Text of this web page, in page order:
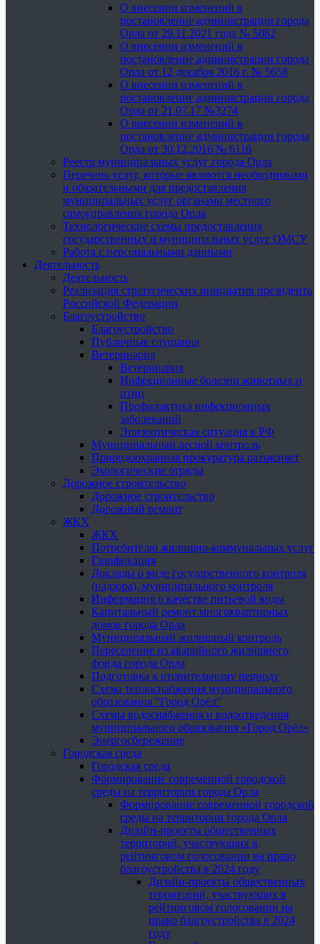
О внесении изменений в
постановление администрации города
Орла от 29.11.2021 года № 5082
О внесении изменений в
постановление администрации города
Орла от 12 декабря 2016 г. № 5658
О внесении изменений в
постановление администрации города
Орла от 21.07.17 №3274
О внесении изменений в
постановление администрации города
Орла от 30.12.2016 № 6116
Реестр муниципальных услуг города Орла
Перечень услуг, которые являются необходимыми
и обязательными для предоставления
муниципальных услуг органами местного
самоуправления города Орла
Технологические схемы предоставления
государственных и муниципальных услуг ОМСУ
Работа с персональными данными
Деятельность
Деятельность
Реализация стратегических инициатив президента
Российской Федерации
Благоустройство
Благоустройство
Публичные слушания
Ветеринария
Ветеринария
Инфекционные болезни животных и
птиц
Профилактика инфекционных
заболеваний
Эпизоотическая ситуация в РФ
Муниципальный лесной контроль
Природоохранная прокуратура разъясняет
Экологические отряды
Дорожное строительство
Дорожное строительство
Дорожный ремонт
ЖКХ
ЖКХ
Потребителю жилищно-коммунальных услуг
Газификация
Доклады о виде государственного контроля
(надзора), муниципального контроля
Информация о качестве питьевой воды
Капитальный ремонт многоквартирных
домов города Орла
Муниципальный жилищный контроль
Переселение из аварийного жилищного
фонда города Орла
Подготовка к отопительному периоду
Схема теплоснабжения муниципального
образования "Город Орёл"
Схемы водоснабжения и водоотведения
муниципального образования «Город Орёл»
Энергосбережение
Городская среда
Городская среда
Формирование современной городской
среды на территории города Орла
Формирование современной городской
среды на территории города Орла
Дизайн-проекты общественных
территорий, участвующих в
рейтинговом голосовании на право
благоустройства в 2024 году
Дизайн-проекты общественных
территорий, участвующих в
рейтинговом голосовании на
право благоустройства в 2024
году